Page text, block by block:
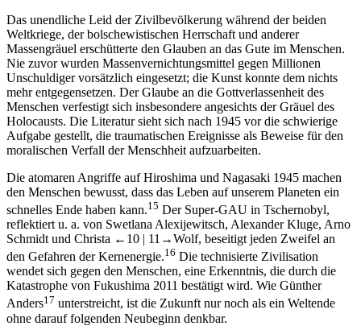
Das unendliche Leid der Zivilbevölkerung während der beiden
Weltkriege, der bolschewistischen Herrschaft und anderer
Massengräuel erschütterte den Glauben an das Gute im Menschen.
Nie zuvor wurden Massenvernichtungsmittel gegen Millionen
Unschuldiger vorsätzlich eingesetzt; die Kunst konnte dem nichts
mehr entgegensetzen. Der Glaube an die Gottverlassenheit des
Menschen verfestigt sich insbesondere angesichts der Gräuel des
Holocausts. Die Literatur sieht sich nach 1945 vor die schwierige
Aufgabe gestellt, die traumatischen Ereignisse als Beweise für den
moralischen Verfall der Menschheit aufzuarbeiten.
Die atomaren Angriffe auf Hiroshima und Nagasaki 1945 machen
den Menschen bewusst, dass das Leben auf unserem Planeten ein
schnelles Ende haben kann.15 Der Super-GAU in Tschernobyl,
reflektiert u. a. von Swetlana Alexijewitsch, Alexander Kluge, Arno
Schmidt und Christa ←10 | 11→Wolf, beseitigt jeden Zweifel an
den Gefahren der Kernenergie.16 Die technisierte Zivilisation
wendet sich gegen den Menschen, eine Erkenntnis, die durch die
Katastrophe von Fukushima 2011 bestätigt wird. Wie Günther
Anders17 unterstreicht, ist die Zukunft nur noch als ein Weltende
ohne darauf folgenden Neubeginn denkbar.